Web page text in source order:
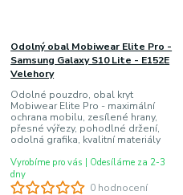
0 hodnocení
Odolný obal Mobiwear Elite Pro -
Samsung Galaxy S10 Lite - E152E
Velehory
Odolné pouzdro, obal kryt
Mobiwear Elite Pro - maximální
ochrana mobilu, zesílené hrany,
přesné výřezy, pohodlné držení,
odolná grafika, kvalitní materiály
Vyrobíme pro vás | Odesíláme za 2-3
dny